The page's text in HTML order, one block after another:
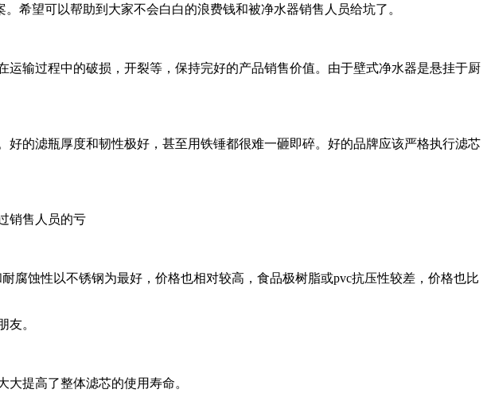
希望可以帮助到大家不会白白的浪费钱和被净水器销售人员给坑了。
输过程中的破损，开裂等，保持完好的产品销售价值。由于壁式净水器是悬挂于厨
的滤瓶厚度和韧性极好，甚至用铁锤都很难一砸即碎。好的品牌应该严格执行滤芯
销售人员的亏
蚀性以不锈钢为最好，价格也相对较高，食品极树脂或pvc抗压性较差，价格也比
。
提高了整体滤芯的使用寿命。